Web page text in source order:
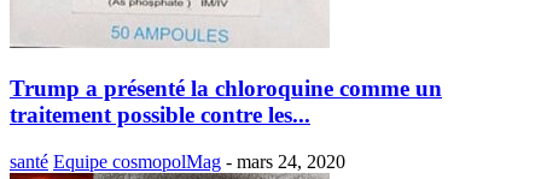
Trump a présenté la chloroquine comme un
traitement possible contre les...
santé Equipe cosmopolMag - mars 24, 2020